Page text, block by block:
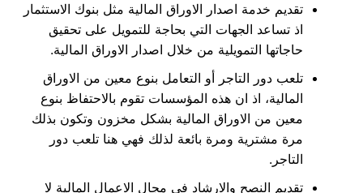
تقديم خدمة اصدار الاوراق المالية مثل بنوك الاستثمار
اذ تساعد الجهات التي بحاجة للتمويل على تحقيق
حاجاتها التمويلية من خلال اصدار الاوراق المالية.
تلعب دور التاجر أو التعامل بنوع معين من الاوراق
المالية، اذ ان هذه المؤسسات تقوم بالاحتفاظ بنوع
معين من الاوراق المالية بشكل مخزون وتكون بذلك
مرة مشترية ومرة بائعة لذلك فهي هنا تلعب دور
التاجر.
تقديم النصح والارشاد في مجال الاعمال المالية لا